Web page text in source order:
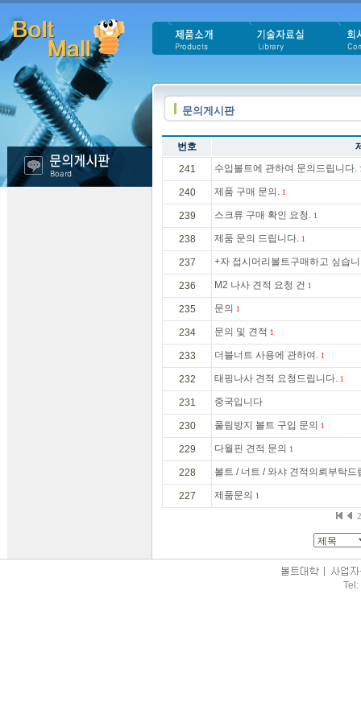
문의게시판
번호
241
수입볼트에 관하여 문의드립니다.
240 제품 구매 문의. 1
239 스크류 구매 확인 요청. 1
238 제품 문의 드립니다. 1
237 +자 접시머리볼트구매하고 싶습
236 M2 나사 견적 요청 건 1
235 문의 1
234 문의 및 견적 1
233 더블너트 사용에 관하여. 1
232 태핑나사 견적 요청드립니다. 1
231 중국입니다
230 풀림방지 볼트 구입 문의 1
229 다월핀 견적 문의 1
228 볼트 / 너트 / 와샤 견적의뢰부탁
227 제품문의 1